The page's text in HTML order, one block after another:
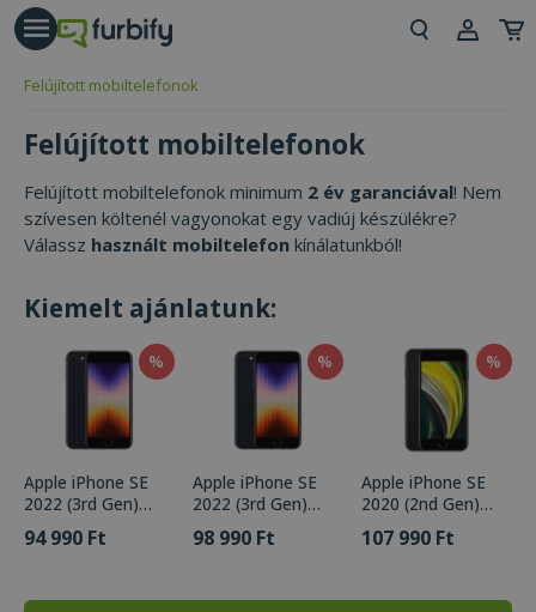
Felújított mobiltelefonok
Felújított mobiltelefonok
Felújított mobiltelefonok minimum 2 év garanciával! Nem
szívesen költenél vagyonokat egy vadiúj készülékre?
Válassz használt mobiltelefon kínálatunkból!
Kiemelt ajánlatunk:
%
Apple iPhone SE
2022 (3rd Gen)
Midnight 64GB
94 990 Ft
%
Apple iPhone SE
2022 (3rd Gen)
Midnight 64GB
98 990 Ft
%
Apple iPhone SE
2020 (2nd Gen)
Black 64GB
107 990 Ft
gomb